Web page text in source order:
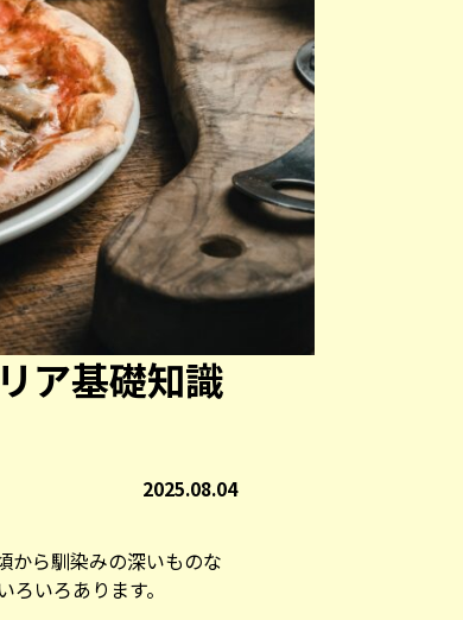
ア基礎知識
2025.08.04
から馴染みの深いものな
いろあります。